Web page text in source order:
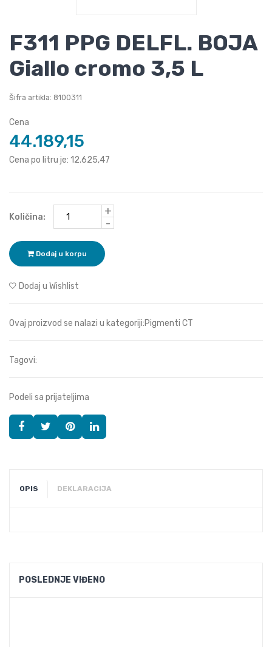
F311 PPG DELFL. BOJA
Giallo cromo 3,5 L
Šifra artikla: 8100311
Cena
44.189,15
Cena po litru je: 12.625,47
Količina:
+
-
Dodaj u korpu
Dodaj u Wishlist
Ovaj proizvod se nalazi u kategoriji:Pigmenti CT
Tagovi:
Podeli sa prijateljima
OPIS DEKLARACIJA
POSLEDNJE VIĐENO